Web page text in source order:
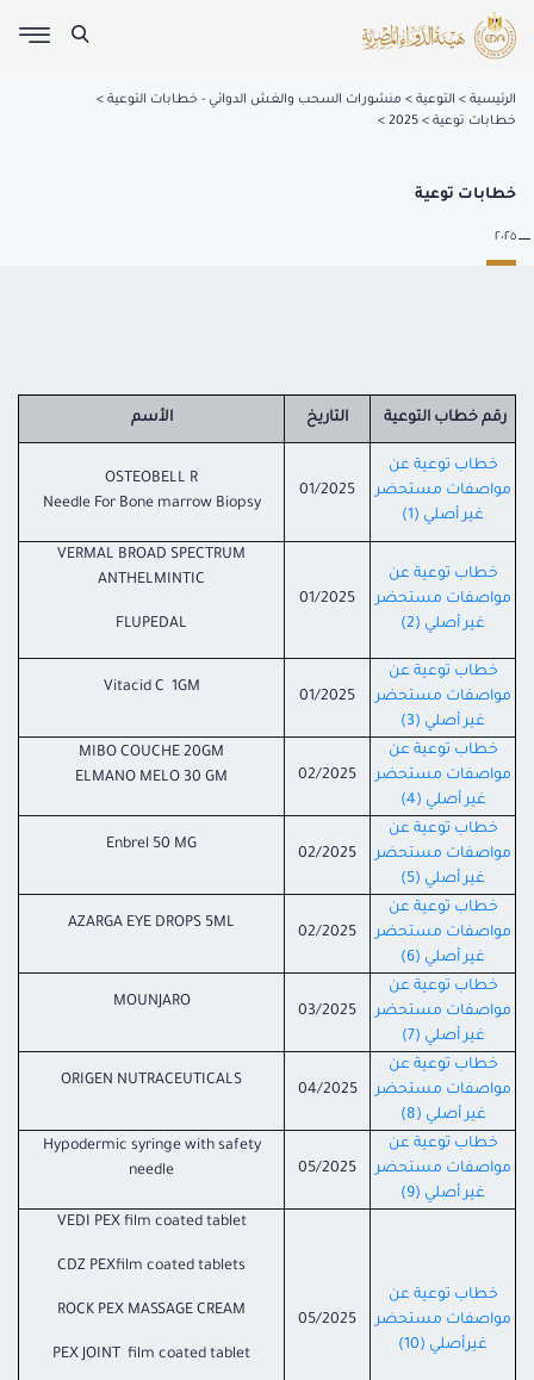
الرئيسية التوعية
منشورات السحب والغش الدوائي - خطابات التوعية
خطابات توعية
2025
خطابات توعية
٢٠٢٥
رقم خطاب التوعية التاريخ الأسم
خطاب توعية عن
مواصفات مستحضر
غير أصلي (1)
01/2025
OSTEOBELL R
Needle For Bone marrow Biopsy
خطاب توعية عن
مواصفات مستحضر
غير أصلي (2)
01/2025
VERMAL BROAD SPECTRUM
ANTHELMINTIC
FLUPEDAL
خطاب توعية عن
مواصفات مستحضر
غير أصلي (3)
01/2025
Vitacid C 1GM
خطاب توعية عن
مواصفات مستحضر
غير أصلي (4)
02/2025
MIBO COUCHE 20GM
ELMANO MELO 30 GM
خطاب توعية عن
مواصفات مستحضر
غير أصلي (5)
02/2025
Enbrel 50 MG
خطاب توعية عن
مواصفات مستحضر
غير أصلي (6)
02/2025
AZARGA EYE DROPS 5ML
خطاب توعية عن
مواصفات مستحضر
غير أصلي (7)
03/2025
MOUNJARO
خطاب توعية عن
مواصفات مستحضر
غير أصلي (8)
04/2025
ORIGEN NUTRACEUTICALS
خطاب توعية عن
مواصفات مستحضر
غير أصلي (9)
05/2025
Hypodermic syringe with safety
needle
خطاب توعية عن
مواصفات مستحضر
غيرأصلي (10)
05/2025
VEDI PEX film coated tablet
CDZ PEXfilm coated tablets
ROCK PEX MASSAGE CREAM
PEX JOINT film coated tablet